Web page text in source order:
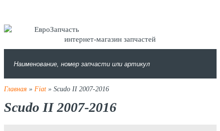
интернет-магазин запчастей
Главная » Fiat» Scudo II 2007-2016
Scudo II 2007-2016